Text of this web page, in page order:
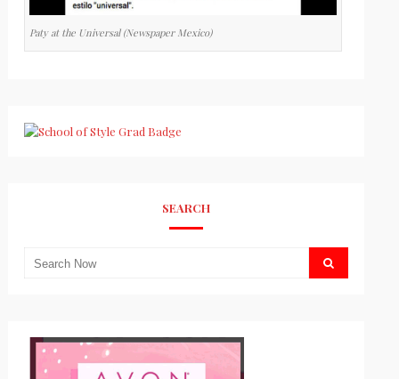
Paty at the Universal (Newspaper Mexico)
SEARCH